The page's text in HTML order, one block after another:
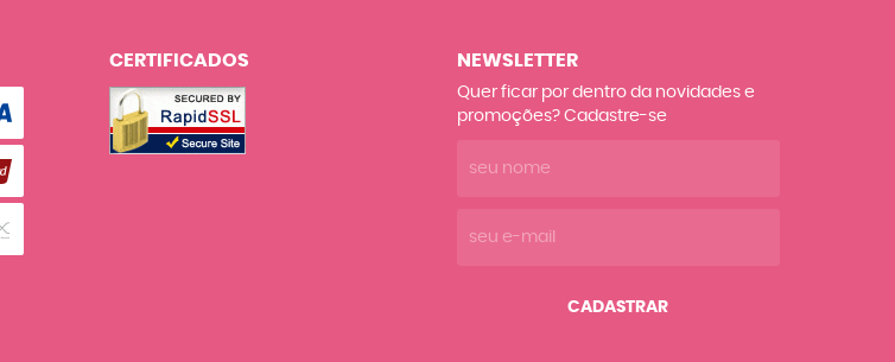
CERTIFICADOS NEWSLETTER
Quer ficar por dentro da novidades e
promoções? Cadastre-se
CADASTRAR